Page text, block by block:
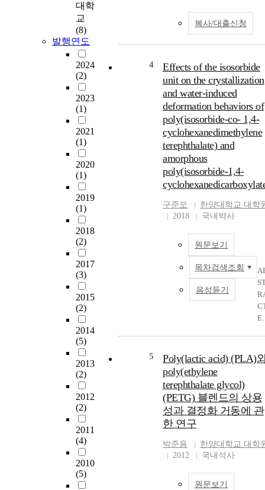
대학
교
(8)
발행연도
2024
(2)
2023
(1)
2021
(1)
2020
(1)
2019
(1)
2018
(2)
2017
(3)
2015
(2)
2014
(5)
2013
(2)
2012
(2)
2011
(4)
2010
(5)
연성을
인 이 폴
에스테
에 의한
직성으
높은 용
온도를
지게 되
빠른 결
공성이
어진다
단점이
다. 이를
한
(ISB)를
단량체
사용하
다. ISB
고갈 및
화에 대
할 수 있
물질로
글루코
출이 가
에
서
출
한
트
노
이
-1
d
복사/대출신청
4
Effects of the isosorbide
unit on the crystallization
and water-induced
deformation behaviors of
poly(isosorbide-co- 1,4-
cyclohexanedimethylene
terephthalate) and
amorphous
poly(isosorbide-1,4-
구준모
한양대학교 대학
2018
국내박사
원문보기
목차검색조회
음성듣기
t
5
Poly(lactic acid) (PLA)
poly(ethylene
terephthalate glycol)
(PETG) 블렌드의 상용
성과 결정화 거동에 관
한 연구
박준용
한양대학교 대학
2012
국내석사
원문보기